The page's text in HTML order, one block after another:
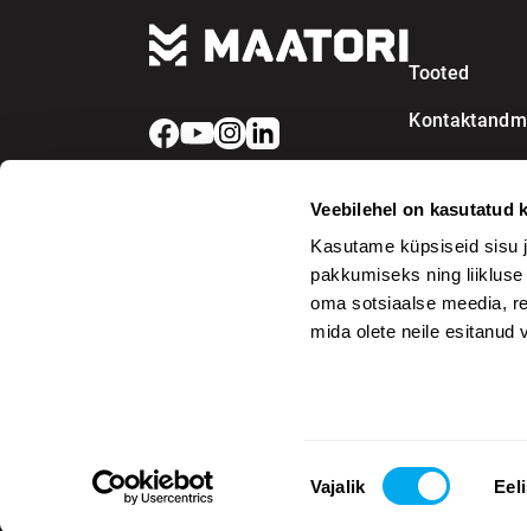
Veebilehel on kasutatud
Kasutame küpsiseid sisu
pakkumiseks ning
oma sotsiaalse meedia,
mida olete neile esitanud
Nõusoleku
valik
Vajalik
Heinävesi
Hirvaskangas
Iisalmi
Juha Tanner
Tooted